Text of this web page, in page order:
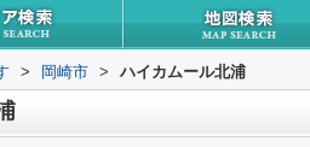
> 岡崎市 > ハイカムール北浦